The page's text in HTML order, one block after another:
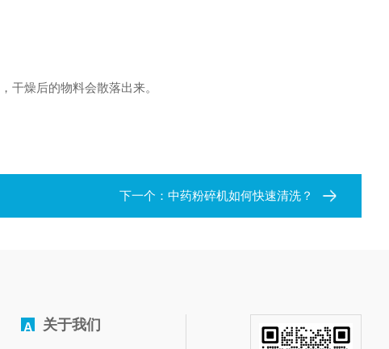
燥后的物料会散落出来。
下一个：中药粉碎机如何快速清洗？
A 关于我们